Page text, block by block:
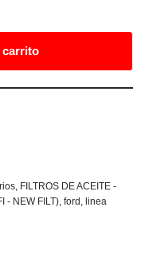
carrito
, FILTROS DE ACEITE -
- NEW FILT), ford , linea